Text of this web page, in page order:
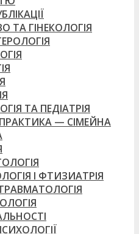
ТА ГІНЕКОЛОГІЯ
ТА ПЕДІАТРІЯ
— СІМЕЙНА
І ФТИЗИАТРІЯ
ТРАВМАТОЛОГІЯ